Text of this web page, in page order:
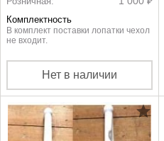
Комплектность
В комплект поставки лопатки чехол
не входит.
Нет в наличии